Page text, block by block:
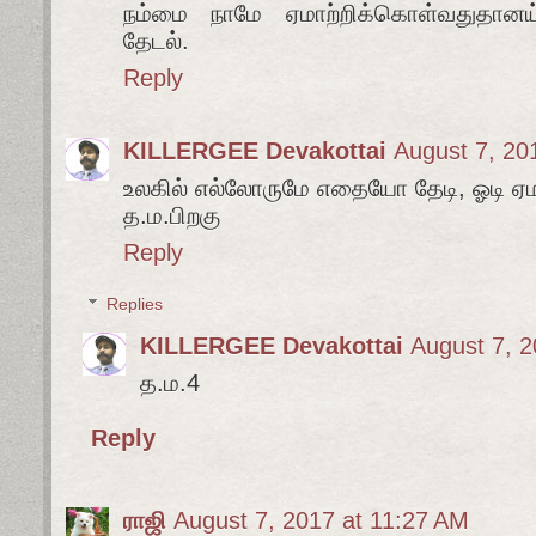
நம்மை நாமே
தேடல்.
Reply
KILLERGEE Devakottai August 7,
உலகில் எல்லோருமே எதையோ தேடி, ஓடி
த.ம.பிறகு
Reply
Replies
KILLERGEE Devakottai August 7,
த.ம.4
Reply
ராஜி August 7, 2017 at 11:27 AM